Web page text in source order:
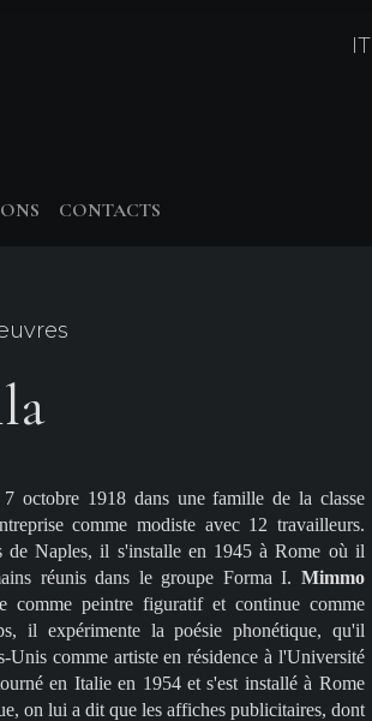
IT
CONTACTS
octobre 1918 dans une famille de la classe
comme modiste avec 12 travailleurs.
Naples, il s'installe en 1945 à Rome où il
réunis dans le groupe Forma I. Mimmo
comme peintre figuratif et continue comme
il expérimente la poésie phonétique, qu'il
Unis comme artiste en résidence à l'Université
en Italie en 1954 et s'est installé à Rome
on lui a dit que les affiches publicitaires, dont